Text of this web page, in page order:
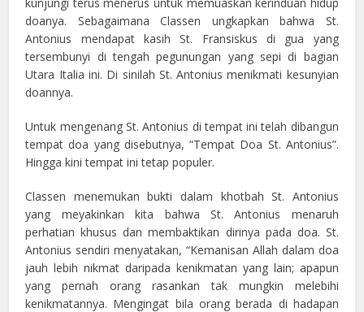
doanya. Sebagaimana Classen ungkapkan bahwa St.
Antonius mendapat kasih St. Fransiskus di gua yang
tersembunyi di tengah pegunungan yang sepi di bagian
Utara Italia ini. Di sinilah St. Antonius menikmati kesunyian
doannya.
Untuk mengenang St. Antonius di tempat ini telah dibangun
tempat doa yang disebutnya, “Tempat Doa St. Antonius”.
Hingga kini tempat ini tetap populer.
Classen menemukan bukti dalam khotbah St. Antonius
yang meyakinkan kita bahwa St. Antonius menaruh
perhatian khusus dan membaktikan dirinya pada doa. St.
Antonius sendiri menyatakan, “Kemanisan Allah dalam doa
jauh lebih nikmat daripada kenikmatan yang lain; apapun
yang pernah orang rasankan tak mungkin melebihi
kenikmatannya. Mengingat bila orang berada di hadapan